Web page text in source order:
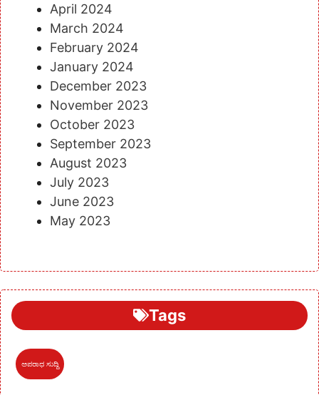
April 2024
March 2024
February 2024
January 2024
December 2023
November 2023
October 2023
September 2023
August 2023
July 2023
June 2023
May 2023
Tags
ಅಪರಾಧ ಸುದ್ದಿ